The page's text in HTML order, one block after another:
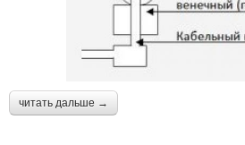
читать дальше →